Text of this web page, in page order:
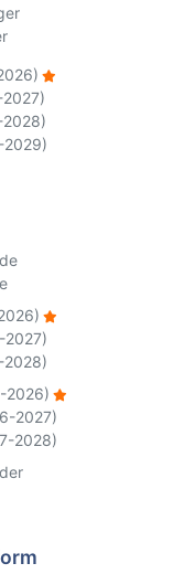
2028)
2026)
2027)
2028)